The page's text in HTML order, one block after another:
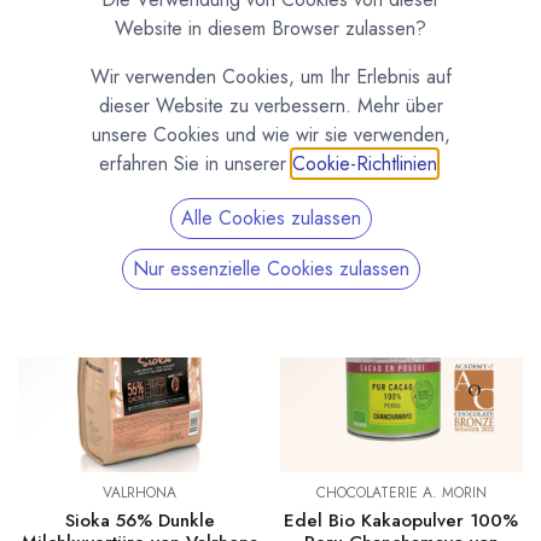
Zutaten rund ums Kochen, Backen, die Pralinenherstellung
und das Gießen von Schokoladen. Kuvertüre, Kakaobohnen,
Kakaopulver, Kakaobutter, Kakaomasse, Bio Vanille und Bio
Aromen wie Bio Rosenwasser, Bio Fruchtpulver,
Pralinenhohlkörper, Schokoladenformen, Zubehör und vieles
VALRHONA
Sioka 56% Dunkle
Neu!
CHOCOLATERIE A. MORIN
Edel Bio Kakaopulver 100%
Website in diesem Browser zulassen?
Wir verwenden Cookies, um Ihr Erlebnis auf
dieser Website zu verbessern. Mehr über
unsere Cookies und wie wir sie verwenden,
erfahren Sie in unserer Cookie-Richtlinien
Alle Cookies zulassen
Nur essenzielle Cookies zulassen